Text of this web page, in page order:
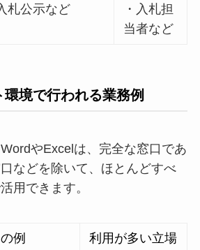
札公示など
・入札担
当者など
境で行われる業務例
やExcelは、完全な窓口であ
などを除いて、ほとんどすべ
用できます。
例 利用が多い立場